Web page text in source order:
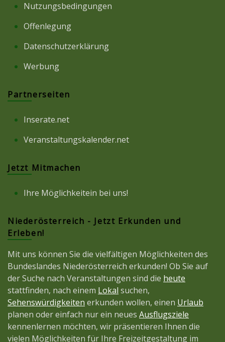
Nutzungsbedingungen
Offenlegung
Datenschutzerklärung
Werbung
Partnerseiten
Inserate.net
Veranstaltungskalender.net
Jetzt Mitmachen
Ihre Möglichkeitein bei uns!
Niederösterreich - Jetzt Erkunden und
Erleben!
Mit uns können Sie die vielfältigen Möglichkeiten des
Bundeslandes Niederösterreich erkunden! Ob Sie auf
der Suche nach Veranstaltungen sind die heute
stattfinden, nach einem Lokal suchen,
Sehenswürdigkeiten erkunden wollen, einen Urlaub
planen oder einfach nur ein neues Ausflugsziele
kennenlernen möchten, wir präsentieren Ihnen die
vielen Möglichkeiten für Ihre Freizeitgestaltung im